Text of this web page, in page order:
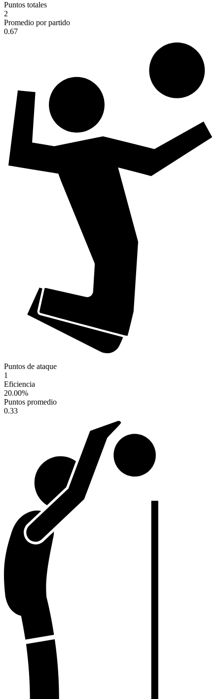
Puntos totales
2
Promedio por partido
0.67
Puntos de ataque
1
Eficiencia
20.00%
Puntos promedio
0.33